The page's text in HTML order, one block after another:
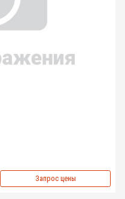
Запрос цены